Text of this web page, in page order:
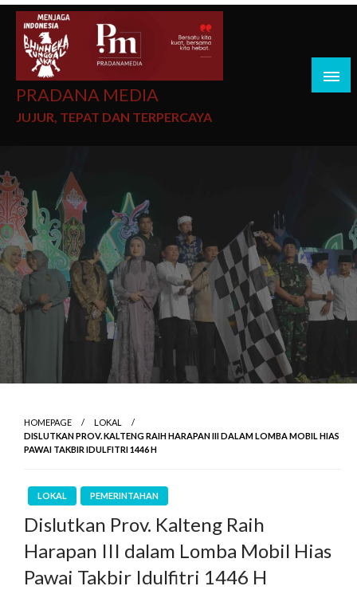
PRADANA MEDIA
JUJUR, TEPAT DAN TERPERCAYA
HOMEPAGE
LOKAL
DISLUTKAN PROV. KALTENG RAIH HARAPAN III DALAM LOMBA MOBIL HIAS
PAWAI TAKBIR IDULFITRI 1446 H
LOKAL PEMERINTAHAN
Dislutkan Prov. Kalteng Raih
Harapan III dalam Lomba Mobil Hias
Pawai Takbir Idulfitri 1446 H